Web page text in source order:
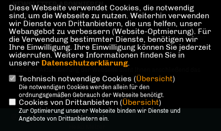
NEWSLETTER ABONNIEREN
Der Datenschutz ist uns ein wichtiges Anliegen.
Bitte stimmen in den Cookie-Einstellungen zunächst der Nutzung Ihrer
Daten im Bereich "Newsletter Tracking" zu.
Anmeldeformular zur Verfügung.
@2026 mittendrin!-Wahlkreisbüro
Diese Webseite verwendet Cookies, die notwendig
sind, um die Webseite zu nutzen. Weiterhin verwenden
wir Dienste von Drittanbietern, die uns helfen, unser
Webangebot zu verbessern (Website-Optmierung). Für
die Verwendung bestimmter Dienste, benötigen wir
Ihre Einwilligung. Ihre Einwilligung können Sie jederzeit
widerrufen. Weitere Informationen finden Sie in
unserer Datenschutzerklärung.
Technisch notwendige Cookies (Übersicht)
Die notwendigen Cookies werden allein für den
ordnungsgemäßen Gebrauch der Webseite benötigt.
Cookies von Drittanbietern (Übersicht)
Zur Optimierung unserer Webseite binden wir Dienste und
Angebote von Drittanbietern ein.